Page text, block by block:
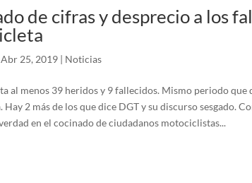
de cifras y desprecio a los
Abr 25, 2019| Noticias
al menos 39 heridos y 9 fallecidos. Mismo periodo que
Hay 2 más de los que dice DGT y su discurso sesgado.
en el cocinado de ciudadanos motociclistas...